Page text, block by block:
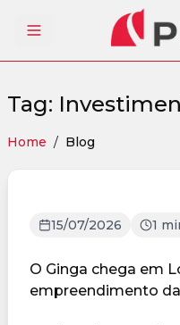
Abrir menu
Tag:
Home / Blog
15/07/2026 1
O Ginga chega em
empreendimento